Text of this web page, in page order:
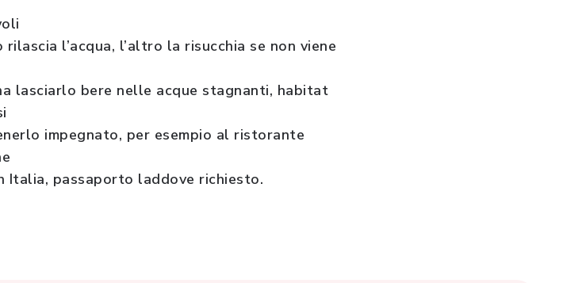
l’acqua, l’altro la risucchia se non viene
lasciarlo bere nelle acque stagnanti, habitat
impegnato, per esempio al ristorante
Italia, passaporto laddove richiesto.